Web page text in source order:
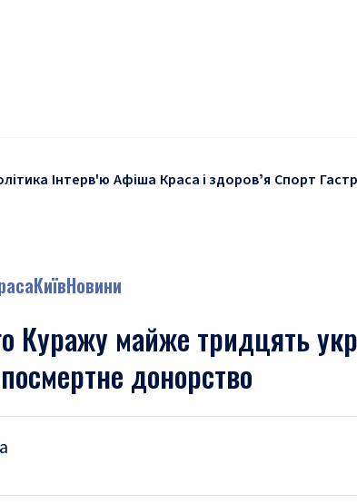
Інтерв'ю Афіша Краса і здоровʼя Спорт
КиївНовини
Куражу майже тридцять
донорство